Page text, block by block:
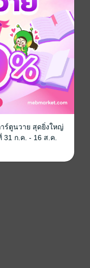
าร์ตูนวาย สุดยิ่งใหญ่
ก.ค. - 16 ส.ค.